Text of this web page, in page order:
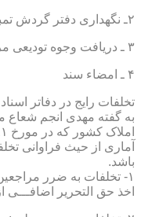
۲ـ نگهداری دفتر گردش تمبر
۳ ـ دریافت وجوه تودیعی مراجعان
۴ ـ امضاء سند
تخلفات رایج در دفاتر
به گفته مهدی انجم شعاع
آماری از حیث فراوانی
باشد.
۱- تخلفات به ضرر
اخذ حق التحریر